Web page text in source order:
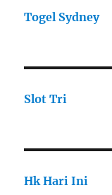
Togel Sydney
Slot Tri
Hk Hari Ini